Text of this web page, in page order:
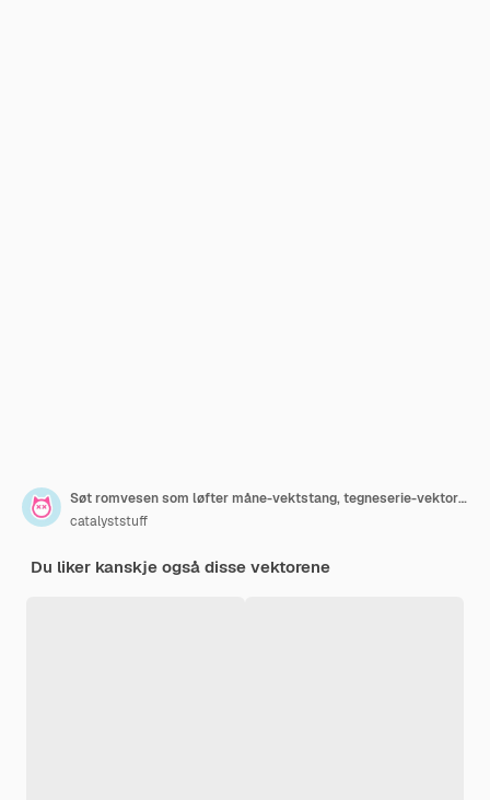
Søt romvesen som løfter måne-vektstang, tegneserie-vektorikonillustrasjon. Vitenskapssportikon isolert flatt
catalyststuff
Du liker kanskje også disse vektorene